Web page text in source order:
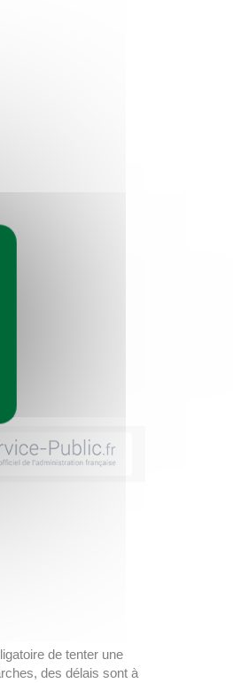
de tenter une
des délais sont à